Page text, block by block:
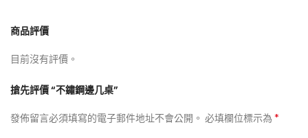
商品評價
目前沒有評價。
搶先評價 “不鏽鋼邊几桌”
發佈留言必須填寫的電子郵件地址不會公開。 必填欄位標示為 *